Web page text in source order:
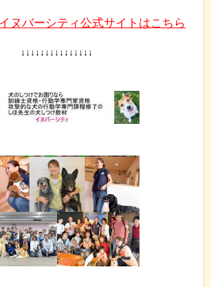
ヌバーシティ公式サイトはこちら
↓↓↓↓↓↓↓↓↓↓↓↓↓↓↓